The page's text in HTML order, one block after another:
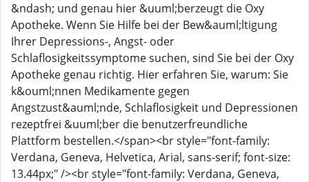
&ndash; und genau hier &uuml;berzeugt die Oxy
Apotheke. Wenn Sie Hilfe bei der Bew&auml;ltigung
Ihrer Depressions-, Angst- oder
Schlaflosigkeitssymptome suchen, sind Sie bei der Oxy
Apotheke genau richtig. Hier erfahren Sie, warum: Sie
k&ouml;nnen Medikamente gegen
Angstzust&auml;nde, Schlaflosigkeit und Depressionen
rezeptfrei &uuml;ber die benutzerfreundliche
Plattform bestellen.</span><br style="font-family:
Verdana, Geneva, Helvetica, Arial, sans-serif; font-size:
13.44px;" /><br style="font-family: Verdana, Geneva,